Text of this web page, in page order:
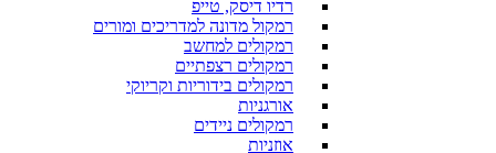
רדיו דיסק, טייפ
רמקול מדונה למדריכים ומורים
רמקולים למחשב
רמקולים רצפתיים
רמקולים בידוריות וקריוקי
אורגניות
רמקולים ניידים
אוזניות